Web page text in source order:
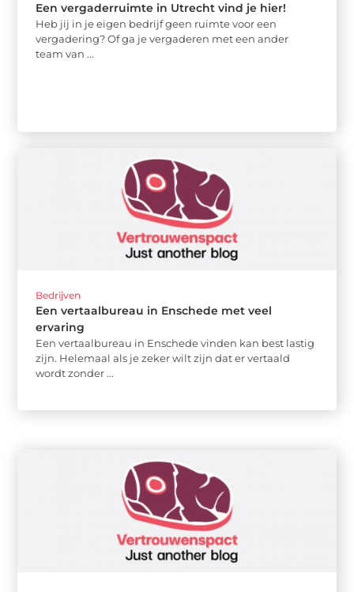
Een vergaderruimte in Utrecht vind je hier!
Heb jij in je eigen bedrijf geen ruimte voor een
vergadering? Of ga je vergaderen met een ander
team van ...
Bedrijven
Een vertaalbureau in Enschede met veel
ervaring
Een vertaalbureau in Enschede vinden kan best lastig
zijn. Helemaal als je zeker wilt zijn dat er vertaald
wordt zonder ...